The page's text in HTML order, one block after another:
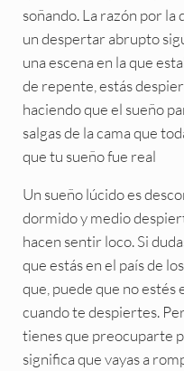
soñando. La razón por la
un despertar abrupto
una escena en la que
de repente, estás
haciendo que el sueño
salgas de la cama que
que tu sueño fue real
Un sueño lúcido es
dormido y medio
hacen sentir loco. Si
que estás en el país de
que, puede que no estés
cuando te despiertes.
tienes que preocuparte
significa que vayas a